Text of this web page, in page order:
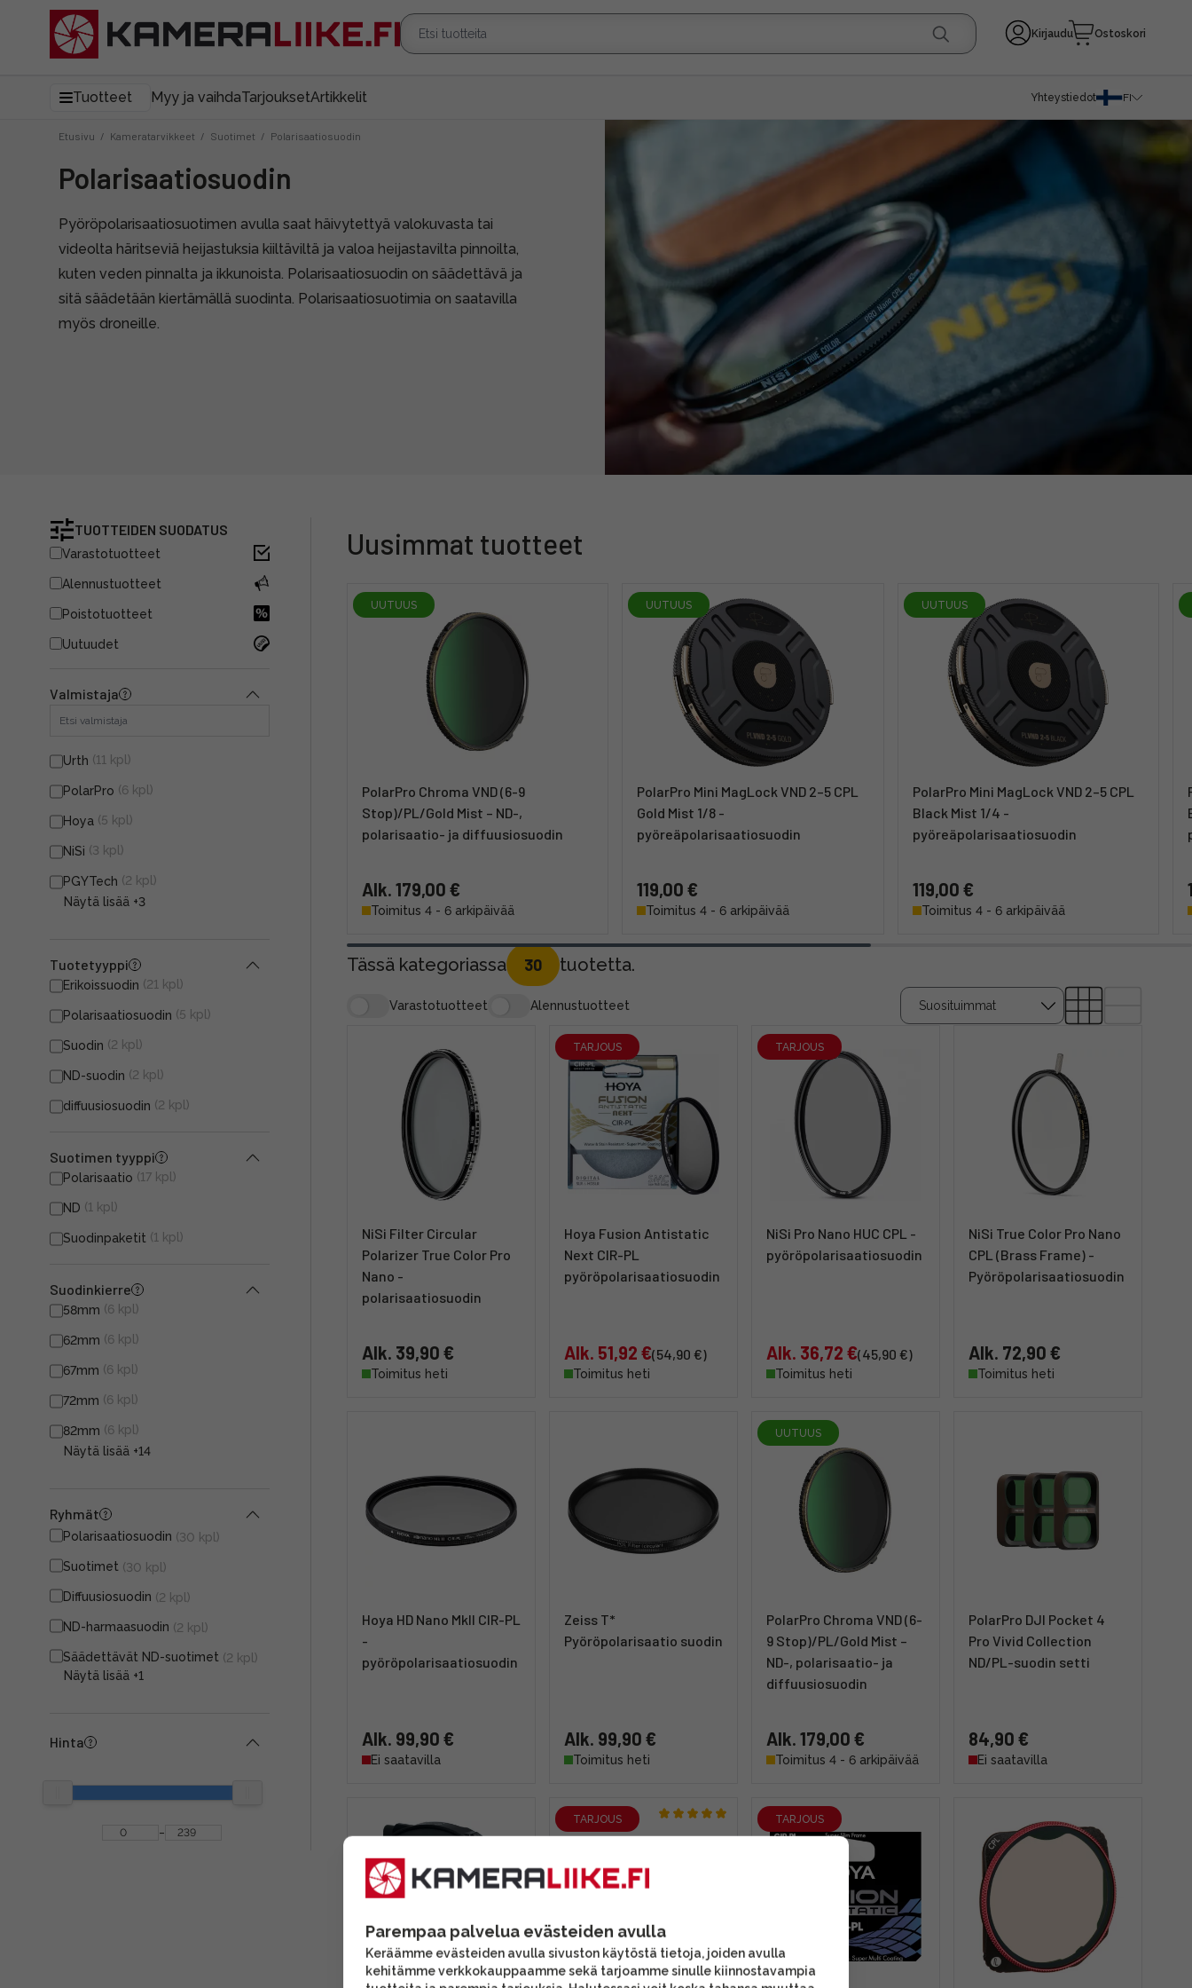
Kirjaudu Ostoskori
Tuotteet Myy ja vaihdaTarjouksetArtikkelit Yhteystiedot FI
Etusivu / Kameratarvikkeet / Suotimet / Polarisaatiosuodin
Polarisaatiosuodin
Pyöröpolarisaatiosuotimen avulla saat häivytettyä valokuvasta tai
videolta häritseviä heijastuksia kiiltäviltä ja valoa heijastavilta pinnoilta,
kuten veden pinnalta ja ikkunoista. Polarisaatiosuodin on säädettävä ja
sitä säädetään kiertämällä suodinta. Polarisaatiosuotimia on saatavilla
myös droneille.
TUOTTEIDEN SUODATUS
Varastotuotteet
Alennustuotteet
Poistotuotteet
Uutuudet
Valmistaja
Urth (11 kpl)
PolarPro (6 kpl)
Hoya (5 kpl)
NiSi (3 kpl)
PGYTech (2 kpl)
Näytä lisää +3
Tuotetyyppi
Erikoissuodin (21 kpl)
Polarisaatiosuodin (5 kpl)
Suodin (2 kpl)
ND-suodin (2 kpl)
diffuusiosuodin (2 kpl)
Suotimen tyyppi
Polarisaatio (17 kpl)
ND (1 kpl)
Suodinpaketit (1 kpl)
Suodinkierre
58mm (6 kpl)
62mm (6 kpl)
67mm (6 kpl)
72mm (6 kpl)
82mm (6 kpl)
Näytä lisää +14
Ryhmät
Polarisaatiosuodin (30 kpl)
Suotimet (30 kpl)
Diffuusiosuodin (2 kpl)
ND-harmaasuodin (2 kpl)
Säädettävät ND-suotimet (2 kpl)
Näytä lisää +1
Hinta
-
Uusimmat tuotteet
UUTUUS
PolarPro Chroma VND (6-9
Stop)/PL/Gold Mist – ND-,
polarisaatio- ja diffuusiosuodin
Alk. 179,00 €
Toimitus 4 - 6 arkipäivää
UUTUUS
PolarPro Mini MagLock VND 2–5 CPL
Gold Mist 1/8 -
pyöreäpolarisaatiosuodin
119,00 €
Toimitus 4 - 6 arkipäivää
UUTUUS
PolarPro Mini MagLock VND 2–5 CPL
Black Mist 1/4 -
pyöreäpolarisaatiosuodin
119,00 €
Toimitus 4 - 6 arkipäivää
Tässä kategoriassa 30 tuotetta.
Varastotuotteet Alennustuotteet
NiSi Filter Circular
Polarizer True Color Pro
Nano -
polarisaatiosuodin
Alk. 39,90 €
Toimitus heti
TARJOUS
Hoya Fusion Antistatic
Next CIR-PL
pyöröpolarisaatiosuodin
Alk. 51,92 €(54,90 €)
Toimitus heti
TARJOUS
NiSi Pro Nano HUC CPL -
pyöröpolarisaatiosuodin
Alk. 36,72 €(45,90 €)
Toimitus heti
NiSi True Color Pro Nano
CPL (Brass Frame) -
Pyöröpolarisaatiosuodin
Alk. 72,90 €
Toimitus heti
Hoya HD Nano MkII CIR-PL
-
pyöröpolarisaatiosuodin
Alk. 99,90 €
Ei saatavilla
Zeiss T*
Pyöröpolarisaatio suodin
Alk. 99,90 €
Toimitus heti
UUTUUS
PolarPro Chroma VND (6-
9 Stop)/PL/Gold Mist –
ND-, polarisaatio- ja
diffuusiosuodin
Alk. 179,00 €
Toimitus 4 - 6 arkipäivää
PolarPro DJI Pocket 4
Pro Vivid Collection
ND/PL-suodin setti
84,90 €
Ei saatavilla
TARJOUS TARJOUS
Parempaa palvelua evästeiden avulla
Keräämme evästeiden avulla sivuston käytöstä tietoja, joiden avulla
kehitämme verkkokauppaamme sekä tarjoamme sinulle kiinnostavampia